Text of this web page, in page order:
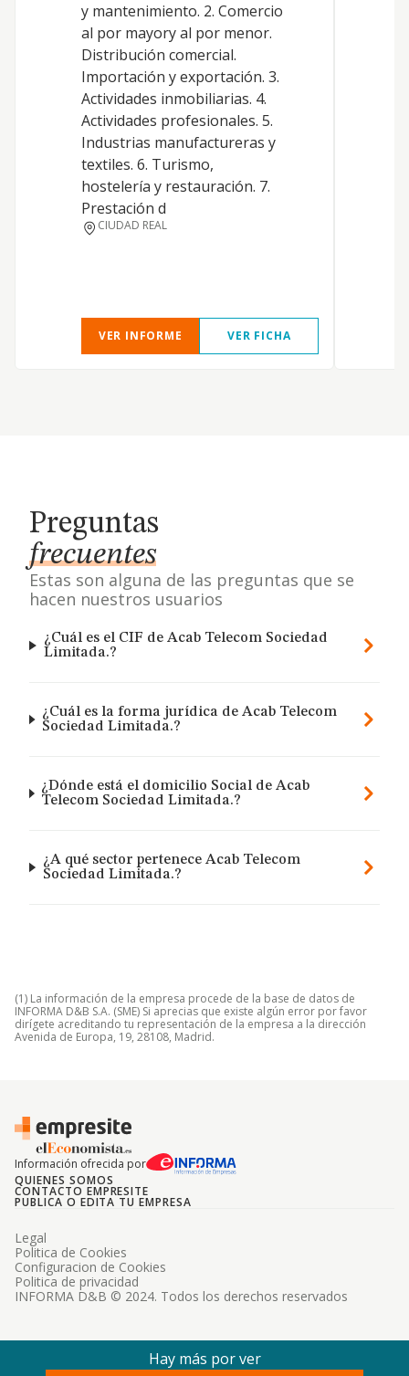
y mantenimiento. 2. Comercio
al por mayory al por menor.
Distribución comercial.
Importación y exportación. 3.
Actividades inmobiliarias. 4.
Actividades profesionales. 5.
Industrias manufactureras y
textiles. 6. Turismo,
hostelería y restauración. 7.
Prestación d
CIUDAD REAL
VER INFORME VER FICHA
Preguntas
frecuentes
Estas son alguna de las preguntas que se
hacen nuestros usuarios
¿Cuál es el CIF de Acab Telecom Sociedad
Limitada.?
¿Cuál es la forma jurídica de Acab Telecom
Sociedad Limitada.?
¿Dónde está el domicilio Social de Acab
Telecom Sociedad Limitada.?
¿A qué sector pertenece Acab Telecom
Sociedad Limitada.?
(1) La información de la empresa procede de la base de datos de
INFORMA D&B S.A. (SME) Si aprecias que existe algún error por favor
dirígete acreditando tu representación de la empresa a la dirección
Avenida de Europa, 19, 28108, Madrid.
Información ofrecida por
QUIENES SOMOS
CONTACTO EMPRESITE
PUBLICA O EDITA TU EMPRESA
INFORMA D&B © 2024. Todos los derechos reservados
Legal
Politica de Cookies
Configuracion de Cookies
Politica de privacidad
Hay más por ver